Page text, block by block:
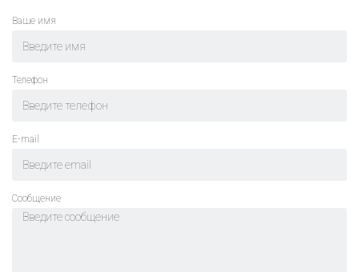
Ваше имя
Телефон
E-mail
Cообщение